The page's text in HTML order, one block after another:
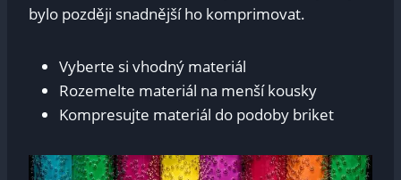
bylo později snadnější ho komprimovat.
Vyberte si vhodný materiál
Rozemelte materiál na menší kousky
Kompresujte materiál do podoby briket